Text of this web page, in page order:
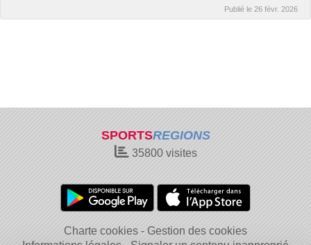
Publié le 26 févr. 2026
SPORTSREGIONS
35800visites
Charte cookies
Gestion des cookies